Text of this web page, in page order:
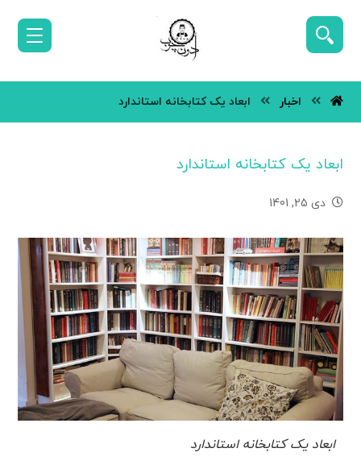
اخبار ابعاد یک کتابخانه استاندارد
ابعاد یک کتابخانه استاندارد
دی 25, 1401
ابعاد یک کتابخانه استاندارد